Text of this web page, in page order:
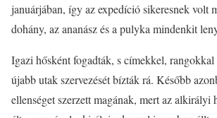
januárjában, így az expedíció sikeresnek volt
dohány, az ananász és a pulyka mindenkit
Igazi hősként fogadták, s címekkel,
újabb utak szervezését bízták rá. Később
ellenséget szerzett magának, mert az alkirályi